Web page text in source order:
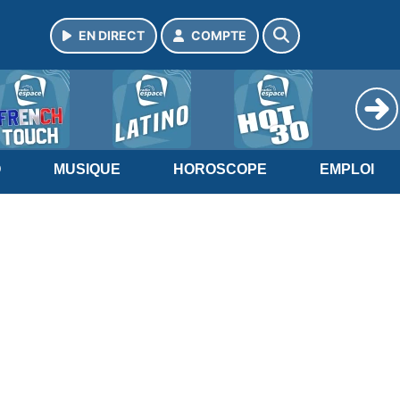
EN DIRECT COMPTE
MUSIQUE HOROSCOPE EMPLOI